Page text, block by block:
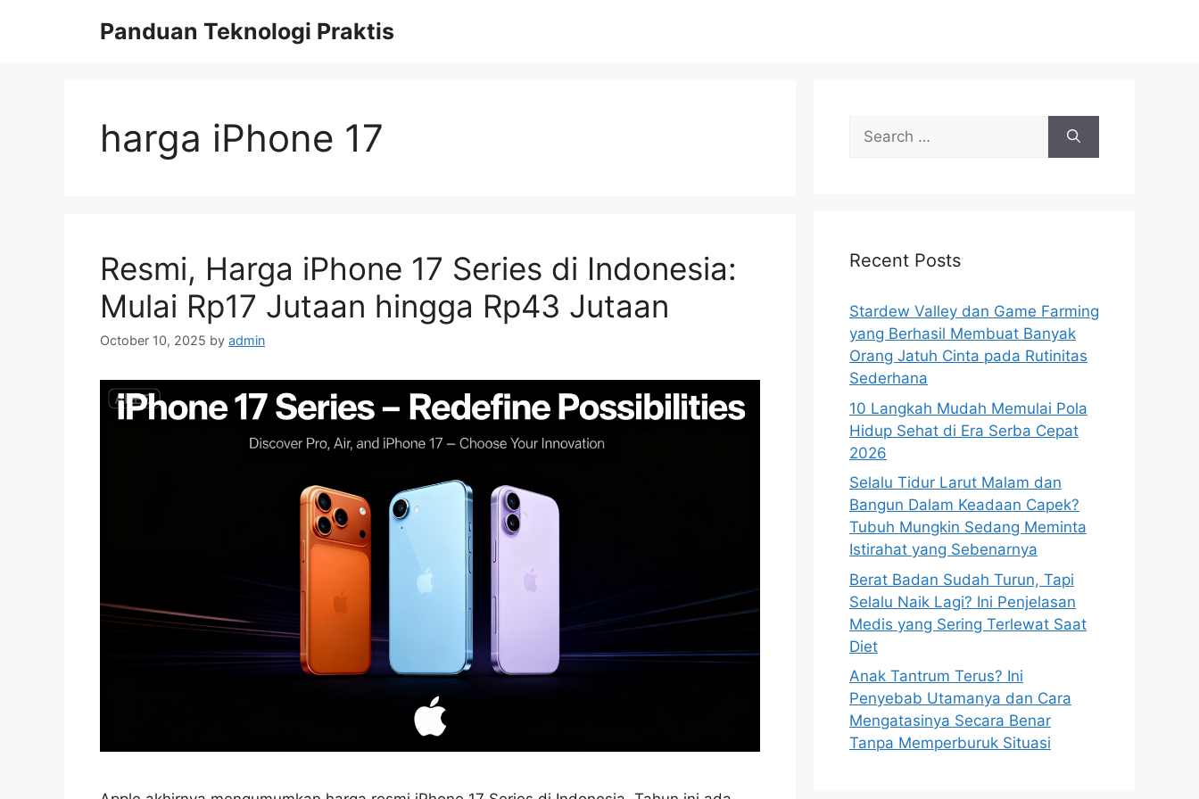
Panduan Teknologi Praktis
harga iPhone 17
Resmi, Harga iPhone 17 Series di Indonesia:
Mulai Rp17 Jutaan hingga Rp43 Jutaan
October 10, 2025 by admin
Search
for:
Recent Posts
Stardew Valley dan Game Farming
yang Berhasil Membuat Banyak
Orang Jatuh Cinta pada Rutinitas
Sederhana
10 Langkah Mudah Memulai Pola
Hidup Sehat di Era Serba Cepat
2026
Selalu Tidur Larut Malam dan
Bangun Dalam Keadaan Capek?
Tubuh Mungkin Sedang Meminta
Istirahat yang Sebenarnya
Berat Badan Sudah Turun, Tapi
Selalu Naik Lagi? Ini Penjelasan
Medis yang Sering Terlewat Saat
Diet
Anak Tantrum Terus? Ini
Penyebab Utamanya dan Cara
Mengatasinya Secara Benar
Tanpa Memperburuk Situasi